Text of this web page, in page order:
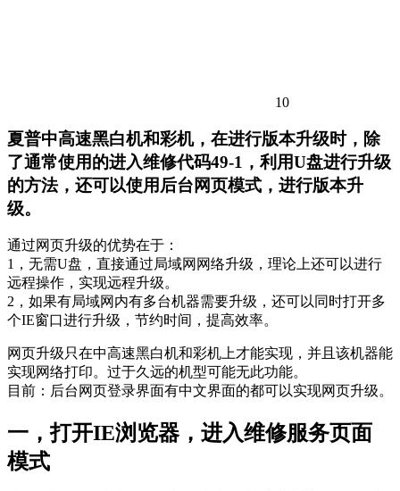
10
夏普中高速黑白机和彩机，在进行版本升级时，除
了通常使用的进入维修代码49-1，利用U盘进行升级
的方法，还可以使用后台网页模式，进行版本升
级。
通过网页升级的优势在于：
1，无需U盘，直接通过局域网网络升级，理论上还可以进行
远程操作，实现远程升级。
2，如果有局域网内有多台机器需要升级，还可以同时打开多
个IE窗口进行升级，节约时间，提高效率。
网页升级只在中高速黑白机和彩机上才能实现，并且该机器能
实现网络打印。过于久远的机型可能无此功能。
目前：后台网页登录界面有中文界面的都可以实现网页升级。
一，打开IE浏览器，进入维修服务页面
模式